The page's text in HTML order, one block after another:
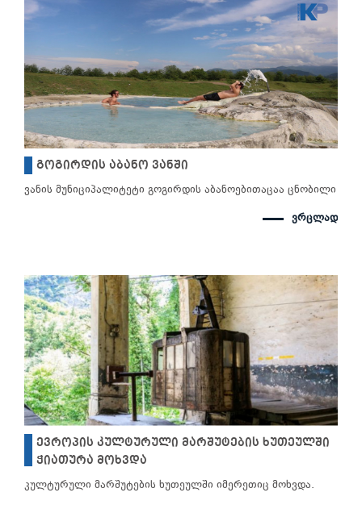
გოგირდის აბანო ვანში
ვანის მუნიციპალიტეტი გოგირდის აბანოებითაცაა ცნობილი
ვრცლად
ევროპის კულტურული მარშუტების ხუთეულში
ჭიათურა მოხვდა
კულტურული მარშუტების ხუთეულში იმერეთიც მოხვდა.